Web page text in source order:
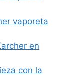
vaporeta
en
con la